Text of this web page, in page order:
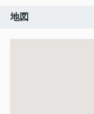
地図